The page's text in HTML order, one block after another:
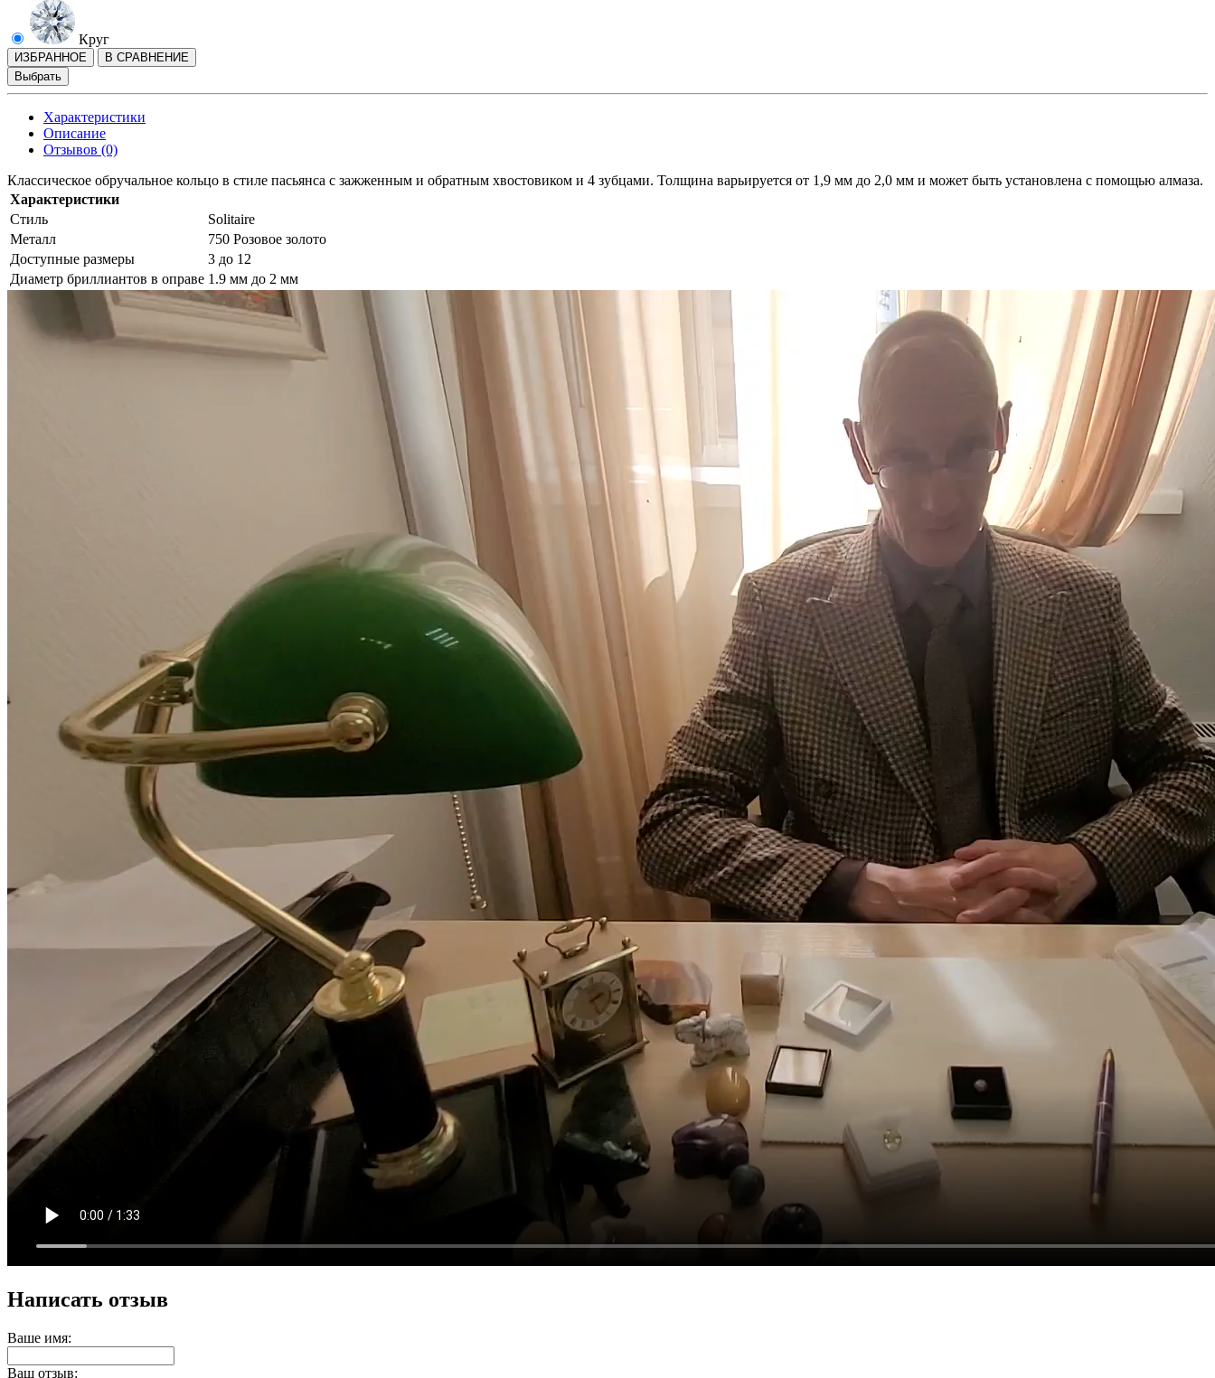
Круг
ИЗБРАННОЕ
В СРАВНЕНИЕ
Выбрать
Характеристики
Описание
Отзывов (0)
Классическое обручальное кольцо в стиле пасьянса с зажженным и обратным хвостовиком и 4 зубцами. Толщина варьируется от 1,9 мм до 2,0 мм и может быть установлена ​​с помощью алмаза.
Характеристики
Стиль
Solitaire
Металл
750 Розовое золото
Доступные размеры
3 до 12
Диаметр бриллиантов в оправе 1.9 мм до 2 мм
Написать отзыв
Ваше имя:
Ваш отзыв: